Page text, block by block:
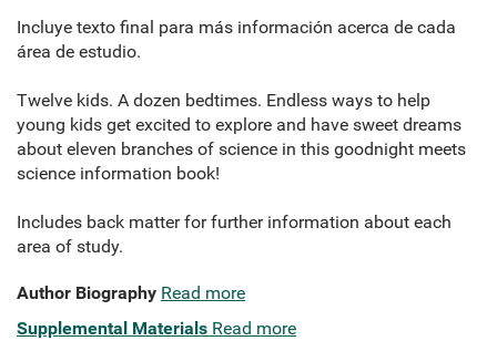
Incluye texto final para más información acerca de cada
área de estudio.
Twelve kids. A dozen bedtimes. Endless ways to help
young kids get excited to explore and have sweet dreams
about eleven branches of science in this goodnight meets
science information book!
Includes back matter for further information about each
area of study.
Author Biography Read more
Supplemental Materials Read more